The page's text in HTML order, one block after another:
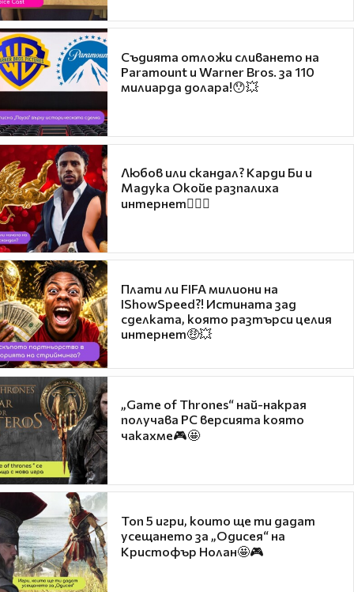
Съдията отложи сливането на
Paramount и Warner Bros. за 110
милиарда долара!😯💥
Любов или скандал? Карди Би и
Мадука Окойе разпалиха
интернет❤️‍🔥🔥
Плати ли FIFA милиони на
IShowSpeed?! Истината зад
сделката, която разтърси целия
интернет🤑💥
„Game of Thrones“ най-накрая
получава PC версията която
чакахме🎮🤩
Топ 5 игри, които ще ти дадат
усещането за „Одисея“ на
Кристофър Нолан🤩🎮